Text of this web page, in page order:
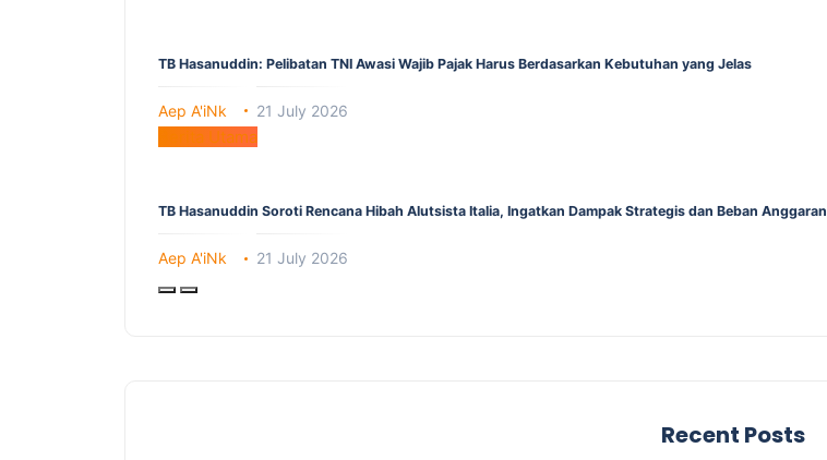
TB Hasanuddin: Pelibatan TNI Awasi Wajib Pajak Harus Berdasarkan Kebutuhan yang Jelas
Aep A'iNk 21 July 2026
Berita Utama
TB Hasanuddin Soroti Rencana Hibah Alutsista Italia, Ingatkan Dampak Strategis dan Beban Anggaran
Aep A'iNk 21 July 2026
Recent Posts